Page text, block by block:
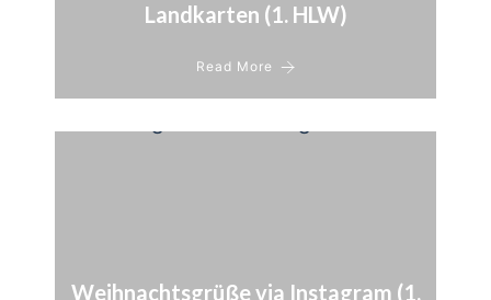
Landkarten (1. HLW)
Read More
Weihnachtsgrüße via Instagram (1.